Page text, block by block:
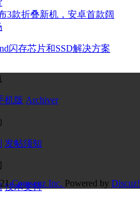
3款折叠新机，安卓首款阔
机版 Archiver
发帖须知
技术支持
Comsenz Inc. Powered by Discuz!